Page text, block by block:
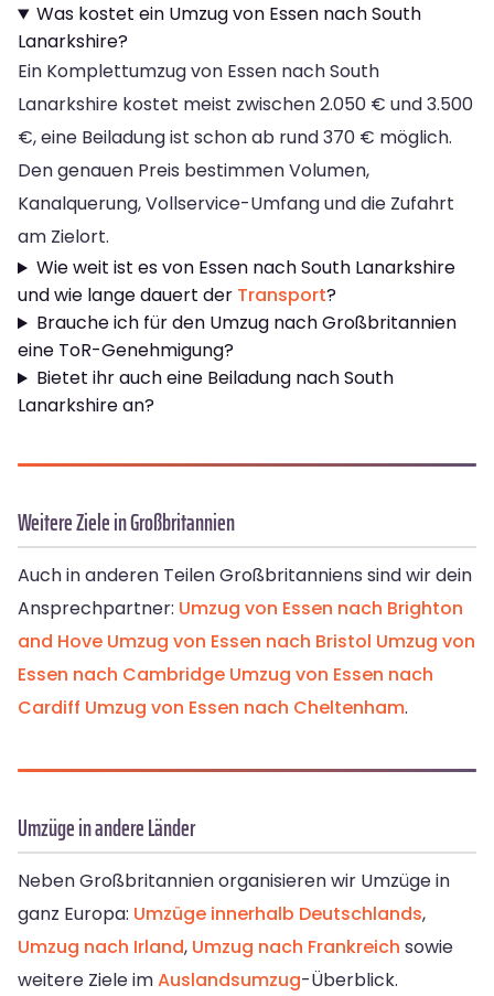
Was kostet ein Umzug von Essen nach South
Lanarkshire?
Ein Komplettumzug von Essen nach South
Lanarkshire kostet meist zwischen 2.050 € und 3.500
€, eine Beiladung ist schon ab rund 370 € möglich.
Den genauen Preis bestimmen Volumen,
Kanalquerung, Vollservice-Umfang und die Zufahrt
am Zielort.
Wie weit ist es von Essen nach South Lanarkshire
und wie lange dauert der Transport?
Brauche ich für den Umzug nach Großbritannien
eine ToR-Genehmigung?
Bietet ihr auch eine Beiladung nach South
Lanarkshire an?
Weitere Ziele in Großbritannien
Auch in anderen Teilen Großbritanniens sind wir dein
Ansprechpartner: Umzug von Essen nach Brighton
and Hove Umzug von Essen nach Bristol Umzug von
Essen nach Cambridge Umzug von Essen nach
Cardiff Umzug von Essen nach Cheltenham.
Umzüge in andere Länder
Neben Großbritannien organisieren wir Umzüge in
ganz Europa: Umzüge innerhalb Deutschlands,
Umzug nach Irland, Umzug nach Frankreich sowie
weitere Ziele imAuslandsumzug-Überblick.